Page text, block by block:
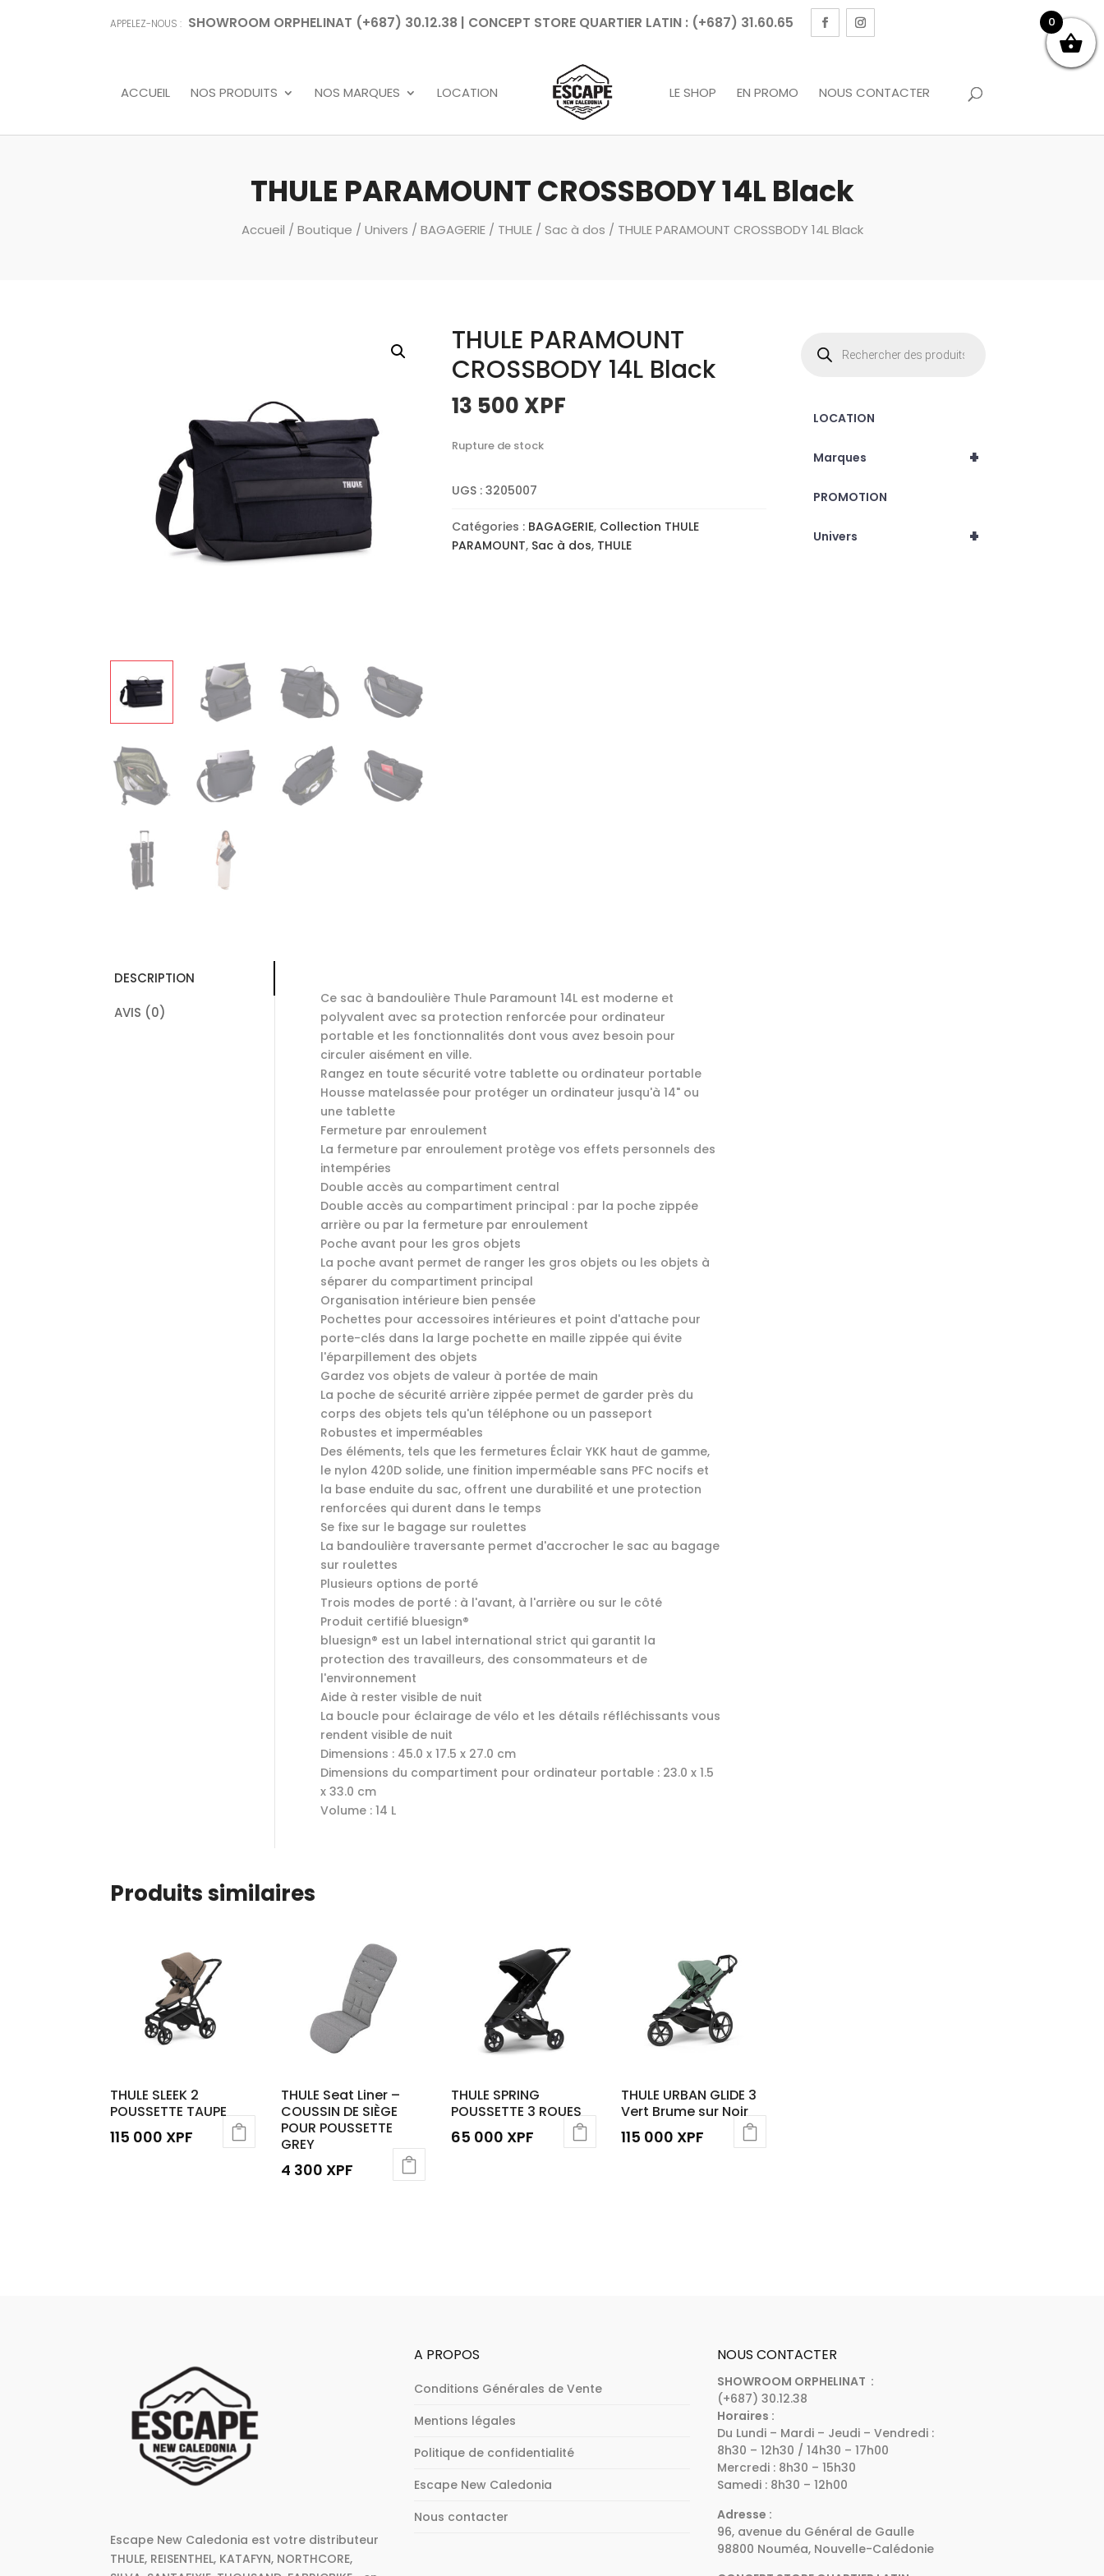
APPELEZ-NOUS : SHOWROOM ORPHELINAT (+687) 30.12.38 | CONCEPT STORE QUARTIER LATIN : (+687) 31.60.65
ACCUEIL NOS PRODUITS NOS MARQUES LOCATION LE SHOP EN PROMO NOUS CONTACTER
THULE PARAMOUNT CROSSBODY 14L Black
Accueil / Boutique / Univers / BAGAGERIE/ THULE/ Sac à dos / THULE PARAMOUNT CROSSBODY 14L Black
THULE PARAMOUNT
CROSSBODY 14L Black
13 500 XPF
Rupture de stock
UGS : 3205007
Catégories : BAGAGERIE, Collection THULE
PARAMOUNT, Sac à dos, THULE
DESCRIPTION
AVIS (0)
Ce sac à bandoulière Thule Paramount 14L est moderne et
polyvalent avec sa protection renforcée pour ordinateur
portable et les fonctionnalités dont vous avez besoin pour
circuler aisément en ville.
Rangez en toute sécurité votre tablette ou ordinateur portable
Housse matelassée pour protéger un ordinateur jusqu'à 14" ou
une tablette
Fermeture par enroulement
La fermeture par enroulement protège vos effets personnels des
intempéries
Double accès au compartiment central
Double accès au compartiment principal : par la poche zippée
arrière ou par la fermeture par enroulement
Poche avant pour les gros objets
La poche avant permet de ranger les gros objets ou les objets à
séparer du compartiment principal
Organisation intérieure bien pensée
Pochettes pour accessoires intérieures et point d'attache pour
porte-clés dans la large pochette en maille zippée qui évite
l'éparpillement des objets
Gardez vos objets de valeur à portée de main
La poche de sécurité arrière zippée permet de garder près du
corps des objets tels qu'un téléphone ou un passeport
Robustes et imperméables
Des éléments, tels que les fermetures Éclair YKK haut de gamme,
le nylon 420D solide, une finition imperméable sans PFC nocifs et
la base enduite du sac, offrent une durabilité et une protection
renforcées qui durent dans le temps
Se fixe sur le bagage sur roulettes
La bandoulière traversante permet d'accrocher le sac au bagage
sur roulettes
Plusieurs options de porté
Trois modes de porté : à l'avant, à l'arrière ou sur le côté
Produit certifié bluesign®
bluesign® est un label international strict qui garantit la
protection des travailleurs, des consommateurs et de
l'environnement
Aide à rester visible de nuit
La boucle pour éclairage de vélo et les détails réfléchissants vous
rendent visible de nuit
Dimensions : 45.0 x 17.5 x 27.0 cm
Dimensions du compartiment pour ordinateur portable : 23.0 x 1.5
x 33.0 cm
Volume : 14 L
Produits similaires
THULE SLEEK 2
POUSSETTE TAUPE
115 000 XPF
THULE Seat Liner –
COUSSIN DE SIÈGE
POUR POUSSETTE
GREY
4 300 XPF
THULE SPRING
POUSSETTE 3 ROUES
65 000 XPF
choisies
la
page
produit
THULE URBAN GLIDE 3
Vert Brume sur Noir
115 000 XPF
produits
LOCATION
+
Marques
PROMOTION
+
Univers
Escape New Caledonia est votre distributeur
THULE, REISENTHEL, KATAFYN, NORTHCORE,
A PROPOS
Conditions Générales de Vente
Mentions légales
Politique de confidentialité
Escape New Caledonia
Nous contacter
NOUS CONTACTER
SHOWROOM ORPHELINAT :
(+687) 30.12.38
Horaires :
Du Lundi – Mardi – Jeudi – Vendredi :
8h30 – 12h30 / 14h30 – 17h00
Mercredi : 8h30 – 15h30
Samedi : 8h30 – 12h00
Adresse :
96, avenue du Général de Gaulle
98800 Nouméa, Nouvelle-Calédonie
0